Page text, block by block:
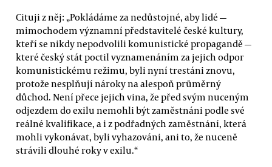
Cituji z něj: „Pokládáme za nedůstojné, aby lidé —
mimochodem významní představitelé české kultury,
kteří se nikdy nepodvolili komunistické propagandě —
které český stát poctil vyznamenáním za jejich odpor
komunistickému režimu, byli nyní trestáni znovu,
protože nesplňují nároky na alespoň průměrný
důchod. Není přece jejich vina, že před svým nuceným
odjezdem do exilu nemohli být zaměstnáni podle své
reálné kvalifikace, a i z podřadných zaměstnání, která
mohli vykonávat, byli vyhazováni, ani to, že nuceně
strávili dlouhé roky v exilu.“